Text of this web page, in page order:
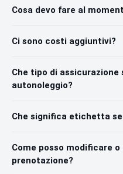
Cosa devo fare al
Ci sono costi aggiuntivi?
Che tipo di assicurazione
autonoleggio?
Che significa etichetta
Come posso modificare
prenotazione?